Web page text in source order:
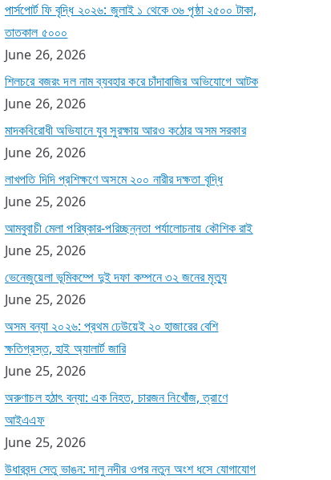
পার্সপোর্ট ফি বৃদ্ধি ২০২৬: জুলাই ১ থেকে ৩৬ পৃষ্ঠা ২৫০০ টাকা,
তাতকাল ৫০০০
June 26, 2026
শিলচরে বজরং দল নাম ব্যবহার করে চাঁদাবাজির অভিযোগে আটক
June 26, 2026
মাদকবিরোধী অভিযানে যুব সুরক্ষায় আরও কঠোর অসম সরকার
June 26, 2026
লাখপতি দিদি প্রশিক্ষণে অসমে ২০০ নারীর দক্ষতা বৃদ্ধি
June 25, 2026
আমবুবাচী মেলা পরিষ্কার-পরিচ্ছন্নতা পর্যালোচনায় কৌশিক রাই
June 25, 2026
ভেনেজুয়েলা ভূমিকম্পে দুই দফা কম্পনে ৩২ জনের মৃত্যু
June 25, 2026
অসম বন্যা ২০২৬: প্রথম ঢেউয়েই ২০ হাজারের বেশি
ক্ষতিগ্রস্ত, হাই অ্যালার্ট জারি
June 25, 2026
অরুণাচল হঠাৎ বন্যা: এক নিহত, চারজন নিখোঁজ, ত্রাণে
আইএএফ
June 25, 2026
উধারবন্দ সেতু ভাঙন: দালু নদীর ওপর নতুন অংশ ধসে যোগাযোগ